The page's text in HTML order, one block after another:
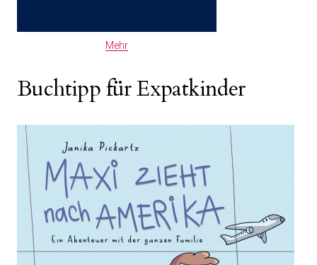
Mehr
Buchtipp für Expatkinder